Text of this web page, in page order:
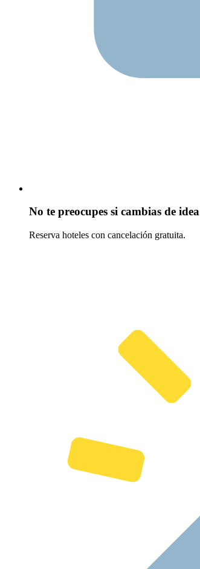
No te preocupes si cambias de idea
Reserva hoteles con cancelación gratuita.